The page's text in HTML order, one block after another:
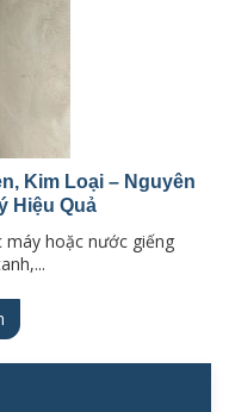
Kim Loại – Nguyên
Hiệu Quả
máy hoặc nước giếng